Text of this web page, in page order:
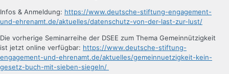
Infos & Anmeldung: https://www.deutsche-stiftung-engagement-
und-ehrenamt.de/aktuelles/datenschutz-von-der-last-zur-lust/
Die vorherige Seminarreihe der DSEE zum Thema Gemeinnützigkeit
ist jetzt online verfügbar: https://www.deutsche-stiftung-
engagement-und-ehrenamt.de/aktuelles/gemeinnuetzigkeit-kein-
gesetz-buch-mit-sieben-siegeln/